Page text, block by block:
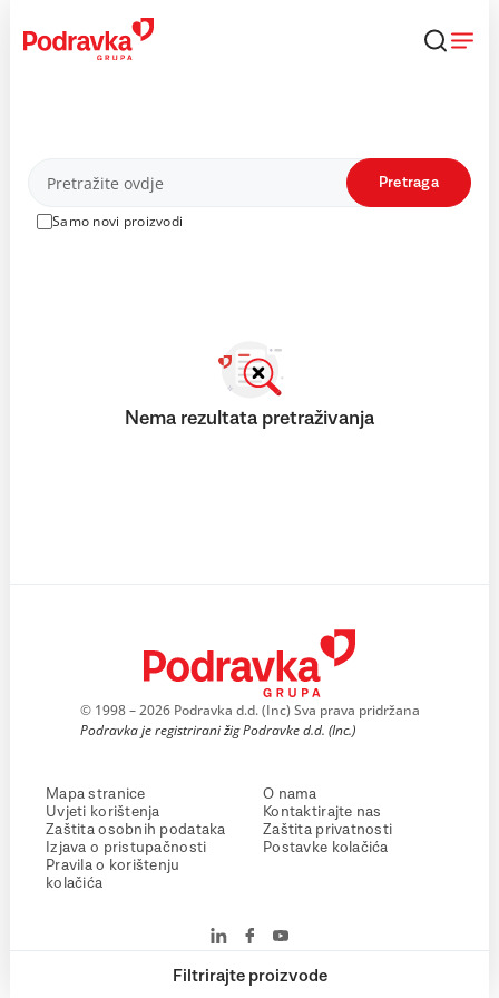
content
Proizvodi
Samo novi proizvodi
Pretraga
Filtrirajte proizvode
Nema rezultata pretraživanja
© 1998 – 2026 Podravka d.d. (Inc) Sva prava pridržana
Podravka je registrirani žig Podravke d.d. (Inc.)
Mapa stranice
Uvjeti korištenja
Zaštita osobnih podataka
Izjava o pristupačnosti
Pravila o korištenju
kolačića
O nama
Kontaktirajte nas
Zaštita privatnosti
Postavke kolačića